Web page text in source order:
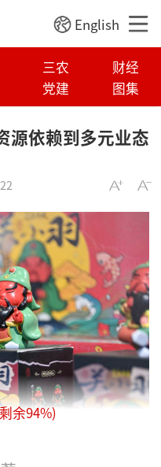
English
三农
财经
党建 图集
源依赖到多元业态
余94%)